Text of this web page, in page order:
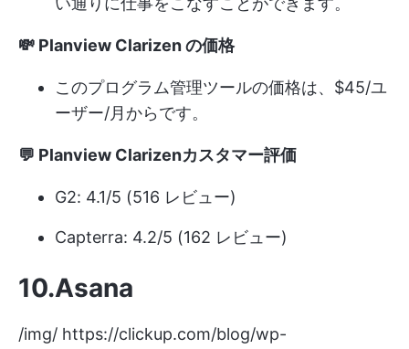
💸 Planview Clarizen の価格
このプログラム管理ツールの価格は、$45/ユ
ーザー/月からです。
💬 Planview Clarizenカスタマー評価
G2: 4.1/5 (516 レビュー)
Capterra: 4.2/5 (162 レビュー)
10.Asana
/img/ https://clickup.com/blog/wp-